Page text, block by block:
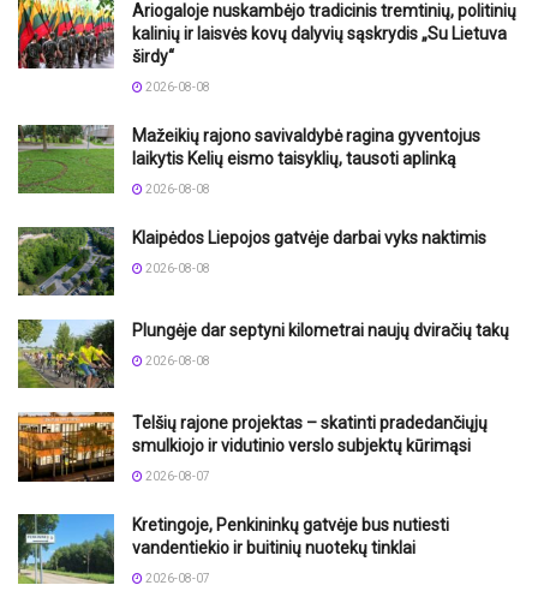
Ariogaloje nuskambėjo tradicinis tremtinių, politinių
kalinių ir laisvės kovų dalyvių sąskrydis „Su Lietuva
širdy“
2026-08-08
Mažeikių rajono savivaldybė ragina gyventojus
laikytis Kelių eismo taisyklių, tausoti aplinką
2026-08-08
Klaipėdos Liepojos gatvėje darbai vyks naktimis
2026-08-08
Plungėje dar septyni kilometrai naujų dviračių takų
2026-08-08
Telšių rajone projektas – skatinti pradedančiųjų
smulkiojo ir vidutinio verslo subjektų kūrimąsi
2026-08-07
Kretingoje, Penkininkų gatvėje bus nutiesti
vandentiekio ir buitinių nuotekų tinklai
2026-08-07